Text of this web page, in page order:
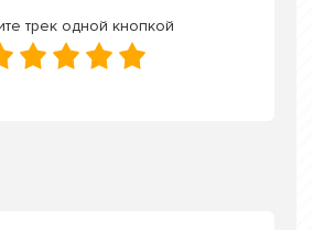
трек одной кнопкой